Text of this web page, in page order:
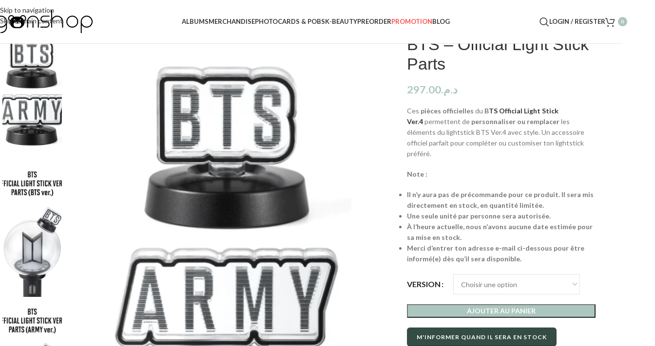
Skip to navigation
Skip to main content
ALBUMSMERCHANDISEPHOTOCARDS & POBSK-BEAUTYPREORDERPROMOTIONBLOG LOGIN / REGISTER 0
BTS – Official Light Stick
Parts
د.م.297.00
Ces pièces officielles du BTS Official Light Stick
Ver.4permettent de personnaliser ou remplacerles
éléments du lightstick BTS Ver.4 avec style. Un accessoire
officiel parfait pour compléter ou customiser ton lightstick
préféré.
Note :
Il n’y aura pas de précommande pour ce produit. Il sera mis
directement en stock, en quantité limitée.
Une seule unité par personne sera autorisée.
À l’heure actuelle, nous n’avons aucune date estimée pour
sa mise en stock.
Merci d’entrer ton adresse e-mail ci-dessous pour être
informé(e) dès qu’il sera disponible.
VERSION
AJOUTER AU PANIER
M'INFORMER QUAND IL SERA EN STOCK